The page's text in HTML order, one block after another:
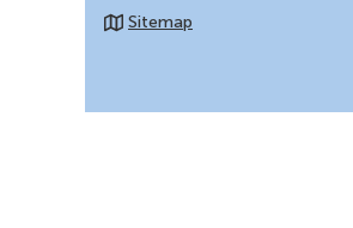
Sitemap